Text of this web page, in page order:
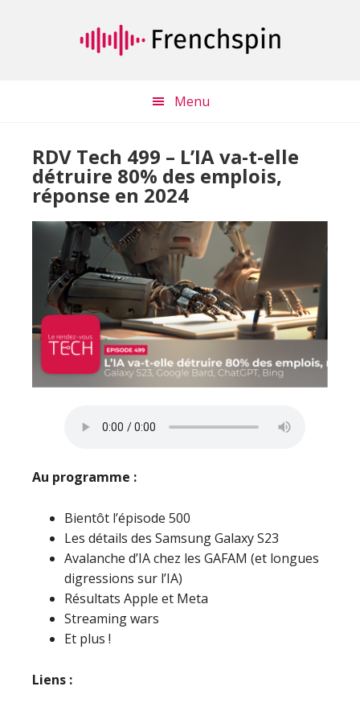
Menu
RDV Tech 499 – L’IA va-t-elle
détruire 80% des emplois,
réponse en 2024
Au programme :
Bientôt l’épisode 500
Les détails des Samsung Galaxy S23
Avalanche d’IA chez les GAFAM (et longues
digressions sur l’IA)
Résultats Apple et Meta
Streaming wars
Et plus !
Liens :